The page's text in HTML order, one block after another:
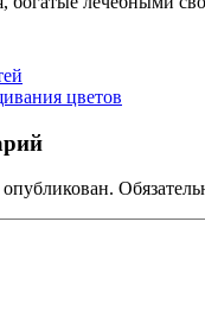
цветов